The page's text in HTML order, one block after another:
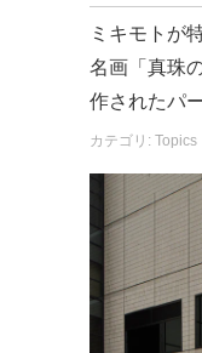
ミキモトが
名画「真珠
作されたパ
カテゴリ: Topics